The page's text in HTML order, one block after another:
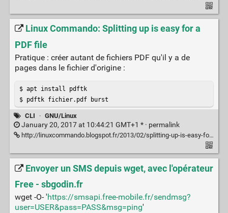
Linux Commando: Splitting up is easy for a
PDF file
Pratique : créer autant de fichiers PDF qu'il y a de
pages dans le fichier d'origine :
$ apt install pdftk
$ pdftk fichier.pdf burst
CLI · GNU/Linux
January 20, 2017 at 10:44:21 GMT+1 * · permalink
http://linuxcommando.blogspot.fr/2013/02/splitting-up-is-easy-for-pdf-file.html
Envoyer un SMS depuis wget, avec l'opérateur
Free - sbgodin.fr
wget -O- 'https://smsapi.free-mobile.fr/sendmsg?
user=USER&pass=PASS&msg=ping'